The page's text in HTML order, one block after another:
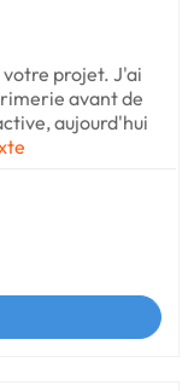
projet. J'ai
avant de
aujourd'hui